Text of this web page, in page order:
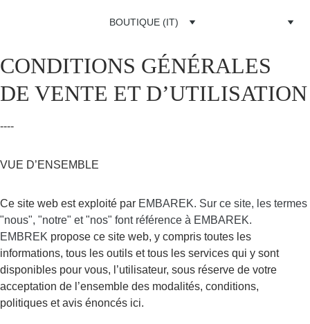
BOUTIQUE (IT)
CONDITIONS GÉNÉRALES
DE VENTE ET D’UTILISATION
----
VUE D’ENSEMBLE
Ce site web est exploité par EMBAREK. Sur ce site, les termes
"nous", "notre" et "nos" font référence à EMBAREK.
EMBREK propose ce site web, y compris toutes les
informations, tous les outils et tous les services qui y sont
disponibles pour vous, l’utilisateur, sous réserve de votre
acceptation de l’ensemble des modalités, conditions,
politiques et avis énoncés ici.